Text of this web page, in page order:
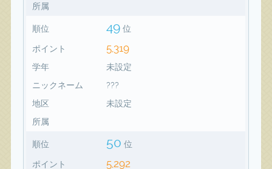
所属
順位 49 位
ポイント 5,319
学年
未設定
ニックネーム
???
地区
未設定
所属
順位 50 位
ポイント 5,292